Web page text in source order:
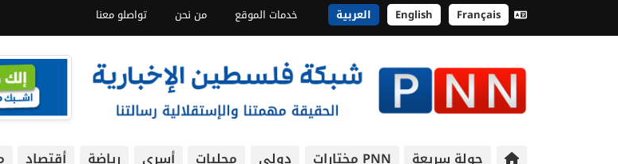
English Français العربية خدمات الموقع من نحن تواصلو معنا
جولة سريعة PNN مختارات دولي محليات أسرى رياضة أقتصاد